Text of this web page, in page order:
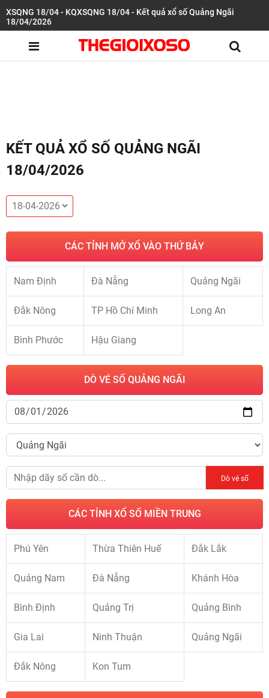
XSQNG 18/04 - KQXSQNG 18/04 - Kết quả xổ số Quảng Ngãi
18/04/2026
KẾT QUẢ XỔ SỐ QUẢNG NGÃI
18/04/2026
CÁC TỈNH MỞ XỔ VÀO THỨ BẢY
Nam Định Đà Nẵng Quảng Ngãi
Đắk Nông TP Hồ Chí Minh Long An
Bình Phước Hậu Giang
DÒ VÉ SỐ QUẢNG NGÃI
Dò vé số
CÁC TỈNH XỔ SỐ MIỀN TRUNG
Phú Yên Thừa Thiên Huế Đắk Lắk
Quảng Nam Đà Nẵng Khánh Hòa
Bình Định Quảng Trị Quảng Bình
Gia Lai Ninh Thuận Quảng Ngãi
Đắk Nông Kon Tum